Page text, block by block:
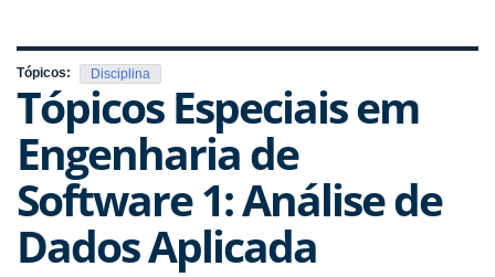
Tópicos: Disciplina
Tópicos Especiais em
Engenharia de
Software 1: Análise de
Dados Aplicada